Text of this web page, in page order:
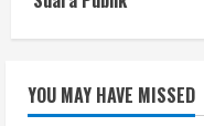
YOU MAY HAVE MISSED